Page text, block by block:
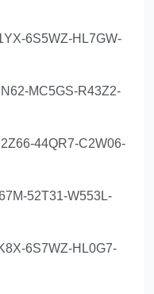
6S5WZ-HL7GW-
MC5GS-R43Z2-
44QR7-C2W06-
52T31-W553L-
6S7WZ-HL0G7-